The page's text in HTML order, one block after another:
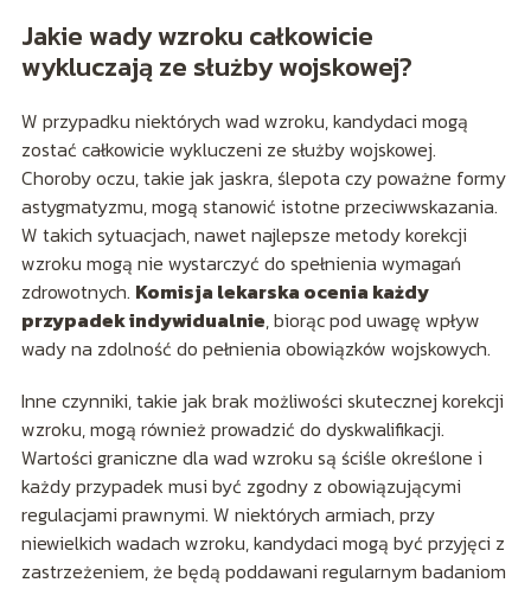
Jakie wady wzroku całkowicie
wykluczają ze służby wojskowej?
W przypadku niektórych wad wzroku, kandydaci mogą
zostać całkowicie wykluczeni ze służby wojskowej.
Choroby oczu, takie jak jaskra, ślepota czy poważne formy
astygmatyzmu, mogą stanowić istotne przeciwwskazania.
W takich sytuacjach, nawet najlepsze metody korekcji
wzroku mogą nie wystarczyć do spełnienia wymagań
zdrowotnych. Komisja lekarska ocenia każdy
przypadek indywidualnie, biorąc pod uwagę wpływ
wady na zdolność do pełnienia obowiązków wojskowych.
Inne czynniki, takie jak brak możliwości skutecznej korekcji
wzroku, mogą również prowadzić do dyskwalifikacji.
Wartości graniczne dla wad wzroku są ściśle określone i
każdy przypadek musi być zgodny z obowiązującymi
regulacjami prawnymi. W niektórych armiach, przy
niewielkich wadach wzroku, kandydaci mogą być przyjęci z
zastrzeżeniem, że będą poddawani regularnym badaniom